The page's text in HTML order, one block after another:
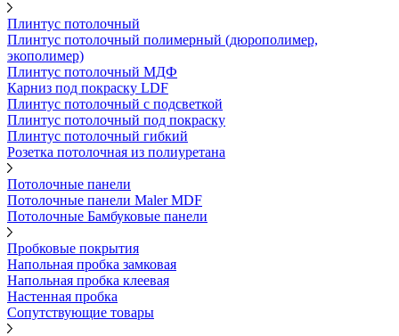
Плинтус потолочный
Плинтус потолочный полимерный (дюрополимер,
экополимер)
Плинтус потолочный МДФ
Карниз под покраску LDF
Плинтус потолочный с подсветкой
Плинтус потолочный под покраску
Плинтус потолочный гибкий
Розетка потолочная из полиуретана
Потолочные панели
Потолочные панели Maler MDF
Потолочные Бамбуковые панели
Пробковые покрытия
Напольная пробка замковая
Напольная пробка клеевая
Настенная пробка
Сопутствующие товары